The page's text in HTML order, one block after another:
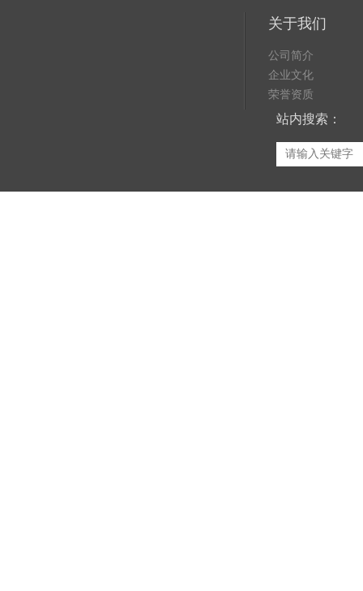
关于我们
公司简介
企业文化
荣誉资质
站内搜索：